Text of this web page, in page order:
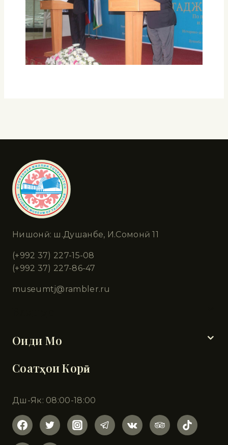
Нишонӣ: ш.Душанбе, И.Сомонӣ 11
(+992 37) 227-15-08
(+992 37) 227-86-47
museumtj@rambler.ru
Оиди Мо
Соатҳои Корӣ
Дш-Як: 08:00-18:00